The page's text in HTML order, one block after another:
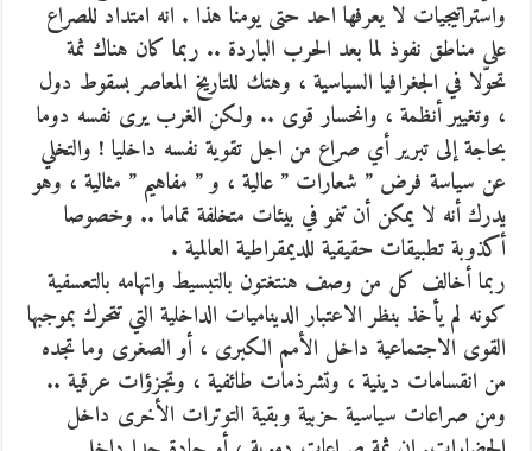
واستراتيجيات لا يعرفها احد حتى يومنا هذا . انه امتداد للصراع
على مناطق نفوذ لما بعد الحرب الباردة .. ربما كان هناك ثمة
تحوّلا في الجغرافيا السياسية ، وهتك للتاريخ المعاصر بسقوط دول
، وتغيير أنظمة ، وانحسار قوى .. ولكن الغرب يرى نفسه دوما
بحاجة إلى تبرير أي صراع من اجل تقوية نفسه داخليا ! والتخلي
عن سياسة فرض ” شعارات ” عالية ، و ” مفاهيم ” مثالية ، وهو
يدرك أنه لا يمكن أن تنمو في بيئات متخلفة تماما .. وخصوصا
أكذوبة تطبيقات حقيقية للديمقراطية العالمية .
ربما أخالف كل من وصف هنتغتون بالتبسيط واتهامه بالتعسفية
كونه لم يأخذ بنظر الاعتبار الديناميات الداخلية التي تتحرك بموجبها
القوى الاجتماعية داخل الأمم الكبرى ، أو الصغرى وما تجده
من انقسامات دينية ، وتشرذمات طائفية ، وتجزؤات عرقية ..
ومن صراعات سياسية حزبية وبقية التوترات الأخرى داخل